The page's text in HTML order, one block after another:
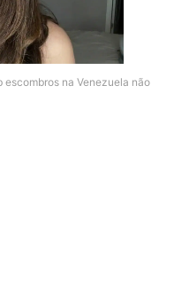
escombros na Venezuela não